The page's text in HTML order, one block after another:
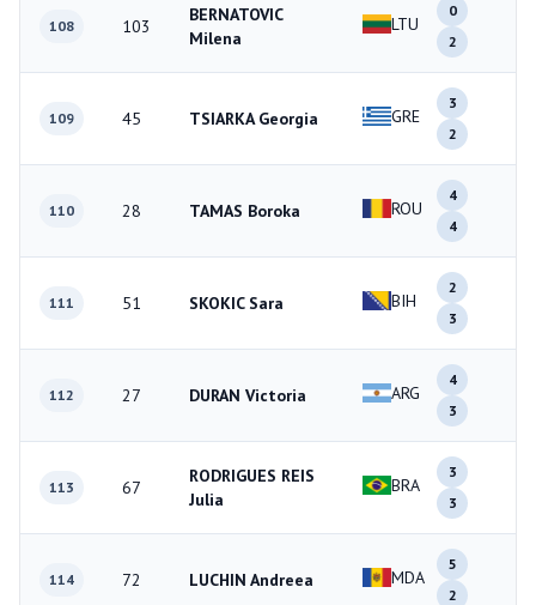
108 103
BERNATOVIC
Milena
LTU
0
2
109 45 TSIARKA Georgia GRE
3
2
110 28 TAMAS Boroka ROU
4
4
111 51 SKOKIC Sara BIH
2
3
112 27 DURAN Victoria ARG
4
3
113 67
RODRIGUES REIS
Julia
BRA
3
3
114 72 LUCHIN Andreea MDA
5
2